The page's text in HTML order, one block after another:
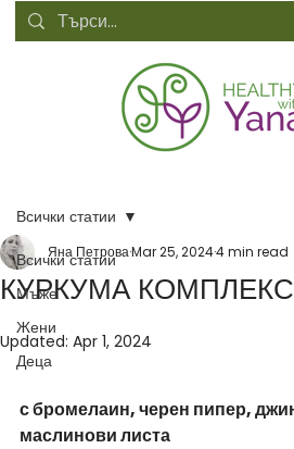
Всички статии
Мъже
Жени
Деца
Всички статии
КУРКУМА КОМПЛЕКС
Яна ПетроваMar 25, 20244 min read
Updated: Apr 1, 2024
с бромелаин, черен пипер,
маслинови листа